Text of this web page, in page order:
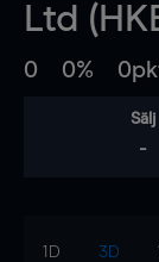
Ltd
0 0%
Sälj
-
1D 3D